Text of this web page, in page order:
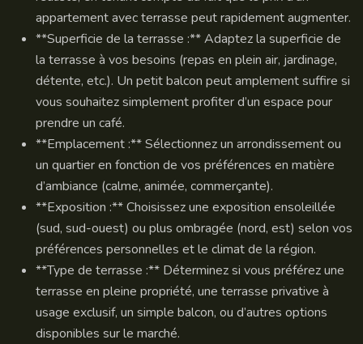
appartement avec terrasse peut rapidement augmenter.
**Superficie de la terrasse :** Adaptez la superficie de
la terrasse à vos besoins (repas en plein air, jardinage,
détente, etc.). Un petit balcon peut amplement suffire si
vous souhaitez simplement profiter d’un espace pour
prendre un café.
**Emplacement :** Sélectionnez un arrondissement ou
un quartier en fonction de vos préférences en matière
d’ambiance (calme, animée, commerçante).
**Exposition :** Choisissez une exposition ensoleillée
(sud, sud-ouest) ou plus ombragée (nord, est) selon vos
préférences personnelles et le climat de la région.
**Type de terrasse :** Déterminez si vous préférez une
terrasse en pleine propriété, une terrasse privative à
usage exclusif, un simple balcon, ou d’autres options
disponibles sur le marché.